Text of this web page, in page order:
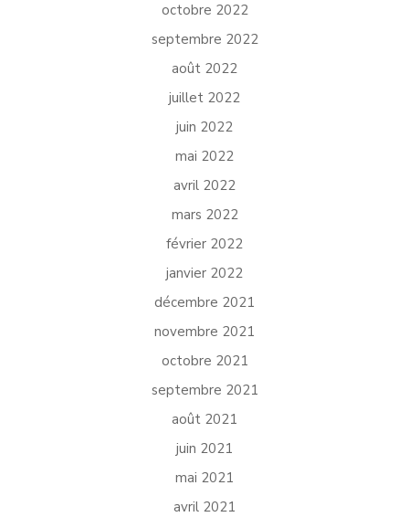
octobre 2022
septembre 2022
août 2022
juillet 2022
juin 2022
mai 2022
avril 2022
mars 2022
février 2022
janvier 2022
décembre 2021
novembre 2021
octobre 2021
septembre 2021
août 2021
juin 2021
mai 2021
avril 2021